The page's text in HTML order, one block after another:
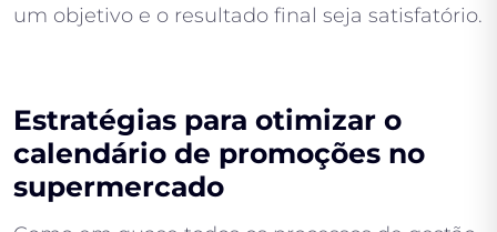
um objetivo e o resultado final seja satisfatório.
Estratégias para otimizar o
calendário de promoções no
supermercado